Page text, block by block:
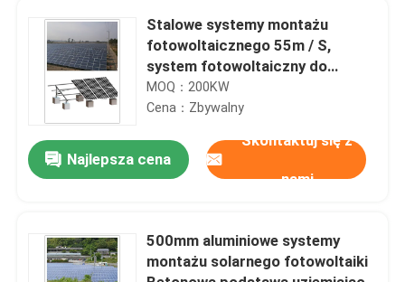
Stalowe systemy montażu
fotowoltaicznego 55m / S,
system fotowoltaiczny do
montażu na śrubie MGC
MOQ：200KW
Cena：Zbywalny
Najlepsza cena
Skontaktuj się z
nami
500mm aluminiowe systemy
montażu solarnego fotowoltaiki